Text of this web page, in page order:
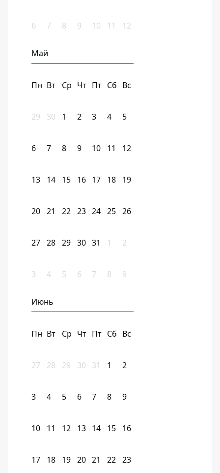
6 7 8 9 10 11 12
Май
Пн Вт Ср Чт Пт Сб Вс
29 30 1 2 3 4 5
6 7 8 9 10 11 12
13 14 15 16 17 18 19
20 21 22 23 24 25 26
27 28 29 30 31 1 2
3 4 5 6 7 8 9
Июнь
Пн Вт Ср Чт Пт Сб Вс
27 28 29 30 31 1 2
3 4 5 6 7 8 9
10 11 12 13 14 15 16
17 18 19 20 21 22 23